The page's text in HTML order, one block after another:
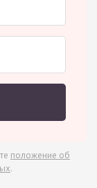
положение об
.